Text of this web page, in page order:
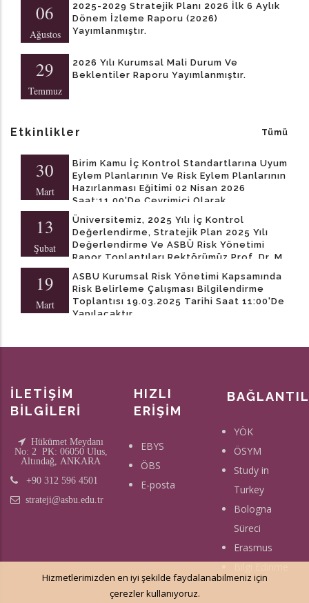
06
Ağustos
2025-2029 Stratejik Planı 2026 İlk 6 Aylık
Dönem İzleme Raporu (2026)
Yayımlanmıştır.
29
Temmuz
2026 Yılı Kurumsal Mali Durum Ve
Beklentiler Raporu Yayımlanmıştır.
Etkinlikler Tümü
30
Mart
Birim Kamu İç Kontrol Standartlarına Uyum
Eylem Planlarının Ve Risk Eylem Planlarının
Hazırlanması Eğitimi 02 Nisan 2026
Saat:11.00'de Çevrimiçi Olarak
Yapılacaktır.
13
Şubat
Üniversitemiz, 2025 Yılı İç Kontrol
Değerlendirme, Stratejik Plan 2025 Yılı
Değerlendirme Ve ASBÜ Risk Yönetimi
Rapor Toplantıları Rektörümüz Prof. Dr. M.
Başkanımız Bahattin ALBAS'ın Sunumu Ile
Gerçekleştirilecektir.
19
Mart
ASBU Kurumsal Risk Yönetimi Kapsamında
Risk Belirleme Çalışması Bilgilendirme
Toplantısı 19.03.2025 Tarihi Saat 11:00'de
Yapılacaktır.
İLETİŞİM
BİLGİLERİ
Hükümet Meydanı
No: 2 PK: 06050 Ulus,
Altındağ, ANKARA
+90 312 596 4501
strateji@asbu.edu.tr
HIZLI
ERİŞİM
EBYS
ÖBS
E-posta
YÖK
ÖSYM
Study in
Turkey
Bologna
Süreci
Erasmus
Hizmetlerimizden en iyi şekilde faydalanabilmeniz için
çerezler kullanıyoruz.